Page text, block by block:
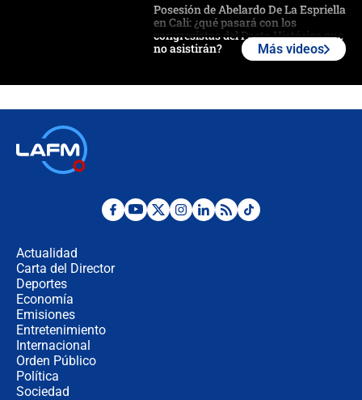
Posesión de Abelardo De La Espriella
en Cali: ¿qué pasará con los
congresistas del Pacto Histórico que
no asistirán?
¿Por qué De la Espriella gobernará
Más videos
Actualidad
Carta del Director
Deportes
Economía
Emisiones
Entretenimiento
Internacional
Orden Público
Política
Sociedad